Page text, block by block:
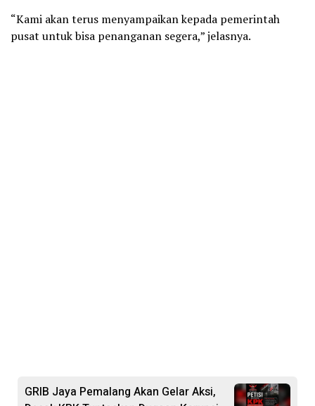
“Kami akan terus menyampaikan kepada pemerintah
pusat untuk bisa penanganan segera,” jelasnya.
GRIB Jaya Pemalang Akan Gelar Aksi,